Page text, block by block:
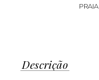
PRAIA
Descrição